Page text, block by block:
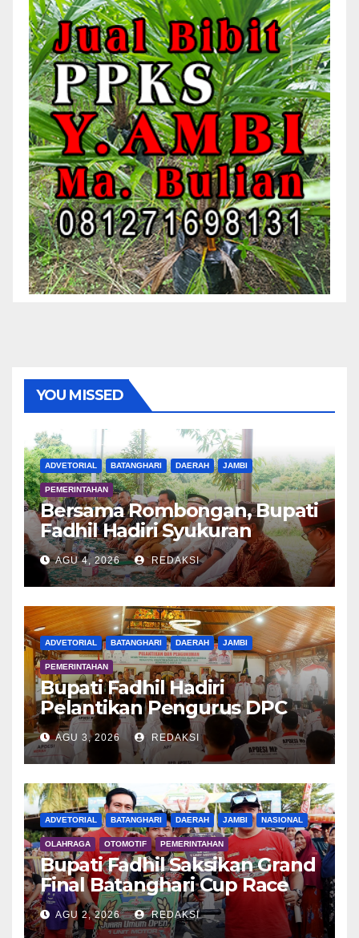
YOU MISSED
ADVETORIAL BATANGHARI DAERAH JAMBI
PEMERINTAHAN
Bersama Rombongan, Bupati
Fadhil Hadiri Syukuran
Tanam Padi di Terusan
AGU 4, 2026 REDAKSI
ADVETORIAL BATANGHARI DAERAH JAMBI
PEMERINTAHAN
Bupati Fadhil Hadiri
Pelantikan Pengurus DPC
APDESI MP
AGU 3, 2026 REDAKSI
ADVETORIAL BATANGHARI DAERAH JAMBI NASIONAL
OLAHRAGA OTOMOTIF PEMERINTAHAN
Bupati Fadhil Saksikan Grand
Final Batanghari Cup Race
2026
AGU 2, 2026 REDAKSI